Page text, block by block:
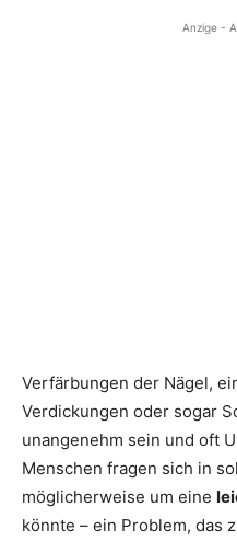
Anzige -
Verfärbungen der Nägel,
Verdickungen oder sogar
unangenehm sein und oft
Menschen fragen sich in
möglicherweise um eine
könnte – ein Problem, das